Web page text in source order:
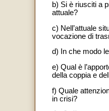
b) Si è riusciti a
attuale?
c) Nell’attuale
vocazione di
d) In che modo
e) Qual è
della coppia e
f) Quale
in crisi?